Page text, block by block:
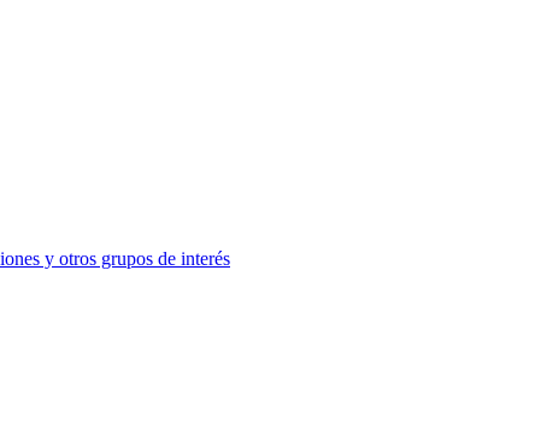
y otros grupos de interés